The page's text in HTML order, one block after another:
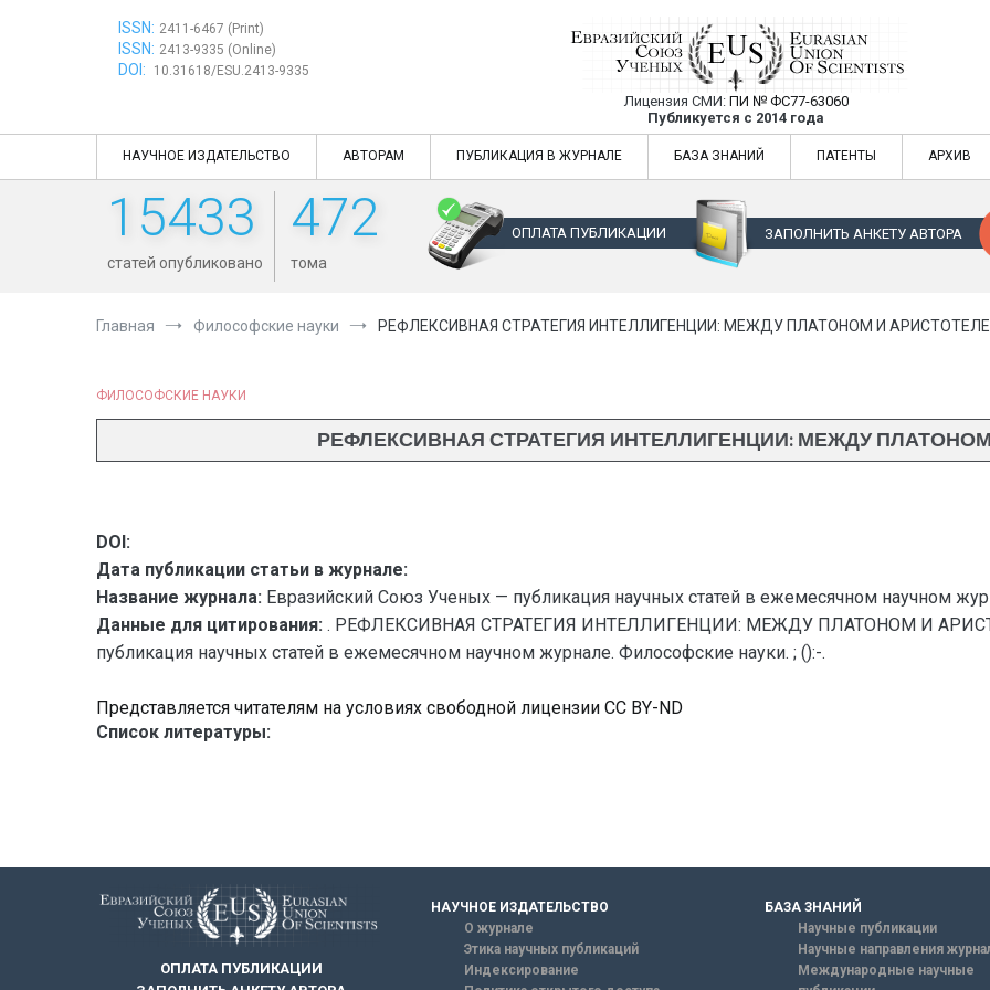
ISSN: 2411-6467 (Print)
ISSN: 2413-9335 (Online)
DOI: 10.31618/ESU.2413-9335
Евразийский Союз Ученых —
Лицензия СМИ: ПИ № ФС77-63060
Публикуется с 2014 года
Евразийский Союз Ученых — публикация научных статей в
НАУЧНОЕ ИЗДАТЕЛЬСТВО АВТОРАМ ПУБЛИКАЦИЯ В ЖУРНАЛЕ БАЗА ЗНАНИЙ ПАТЕНТЫ АРХИВ
15433
статей опубликовано
472
тома
ОПЛАТА ПУБЛИКАЦИИ ЗАПОЛНИТЬ АНКЕТУ АВТОРА
Главная Философские науки РЕФЛЕКСИВНАЯ СТРАТЕГИЯ ИНТЕЛЛИГЕНЦИИ: МЕЖДУ ПЛАТОНОМ И
ФИЛОСОФСКИЕ НАУКИ
РЕФЛЕКСИВНАЯ СТРАТЕГИЯ ИНТЕЛЛИГЕНЦИИ: МЕЖДУ
DOI:
Дата публикации статьи в журнале:
Название журнала: Евразийский Союз Ученых — публикация научных статей в ежемесячном научном
Данные для цитирования: . РЕФЛЕКСИВНАЯ СТРАТЕГИЯ ИНТЕЛЛИГЕНЦИИ: МЕЖДУ ПЛАТОНОМ И
публикация научных статей в ежемесячном научном журнале. Философские науки. ; ():-.
Представляется читателям на условиях свободной лицензии CC BY-ND
Список литературы:
ОПЛАТА ПУБЛИКАЦИИ
НАУЧНОЕ ИЗДАТЕЛЬСТВО
О журнале
Этика научных публикаций
Индексирование
БАЗА ЗНАНИЙ
Научные публикации
Научные направления
Международные научные